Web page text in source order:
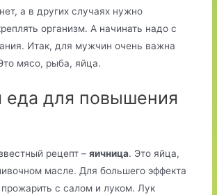
а в других случаях нужно
организм. А начинать надо с
Итак, для мужчин очень важна
мясо, рыба, яйца.
еда для повышения
рецепт –яичница. Это яйца,
масле. Для большего эффекта
с салом и луком. Лук